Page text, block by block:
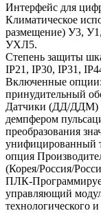
Интерфейс для
Климатическое
размещение) У3,
УХЛ5.
Степень защиты
IP21, IP30, IP31,
Включенные опции:
принудительный
Датчики (ДД/ДДМ) -
демпфером
преобразования
унифицированный
опция
(Корея/Россия/
ПЛК-
управляющий
технологического